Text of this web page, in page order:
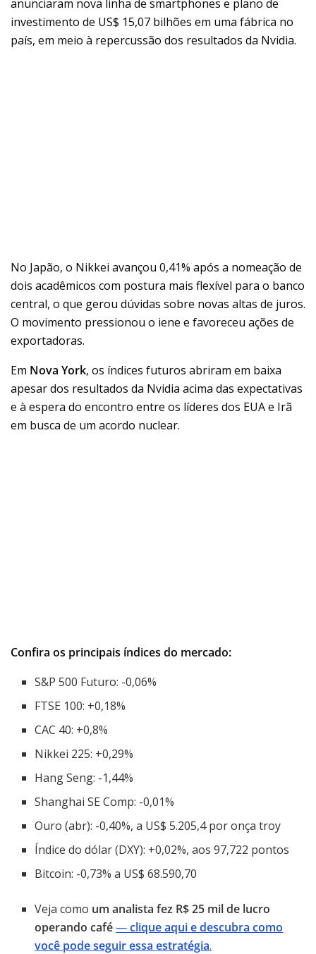
anunciaram nova linha de smartphones e plano de
investimento de US$ 15,07 bilhões em uma fábrica no
país, em meio à repercussão dos resultados da Nvidia.
No Japão, o Nikkei avançou 0,41% após a nomeação de
dois acadêmicos com postura mais flexível para o banco
central, o que gerou dúvidas sobre novas altas de juros.
O movimento pressionou o iene e favoreceu ações de
exportadoras.
Em Nova York, os índices futuros abriram em baixa
apesar dos resultados da Nvidia acima das expectativas
e à espera do encontro entre os líderes dos EUA e Irã
em busca de um acordo nuclear.
Confira os principais índices do mercado:
S&P 500 Futuro: -0,06%
FTSE 100: +0,18%
CAC 40: +0,8%
Nikkei 225: +0,29%
Hang Seng: -1,44%
Shanghai SE Comp: -0,01%
Ouro (abr): -0,40%, a US$ 5.205,4 por onça troy
Índice do dólar (DXY): +0,02%, aos 97,722 pontos
Bitcoin: -0,73% a US$ 68.590,70
Veja como um analista fez R$ 25 mil de lucro
operando café —clique aqui e descubra como
você pode seguir essa estratégia.